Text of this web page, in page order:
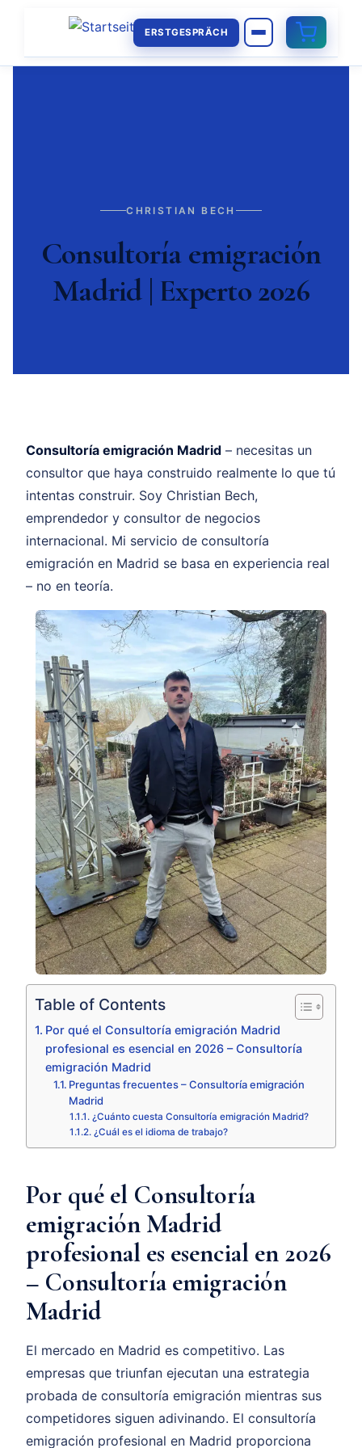
ERSTGESPRÄCH
CHRISTIAN BECH
Consultoría emigración
Madrid | Experto 2026
Consultoría emigración Madrid – necesitas un
consultor que haya construido realmente lo que tú
intentas construir. Soy Christian Bech,
emprendedor y consultor de negocios
internacional. Mi servicio de consultoría
emigración en Madrid se basa en experiencia real
– no en teoría.
Table of Contents
Por qué el Consultoría emigración Madrid
profesional es esencial en 2026 – Consultoría
emigración Madrid
Preguntas frecuentes – Consultoría emigración
Madrid
¿Cuánto cuesta Consultoría emigración Madrid?
¿Cuál es el idioma de trabajo?
Por qué el Consultoría
emigración Madrid
profesional es esencial en 2026
– Consultoría emigración
Madrid
El mercado en Madrid es competitivo. Las
empresas que triunfan ejecutan una estrategia
probada de consultoría emigración mientras sus
competidores siguen adivinando. El consultoría
emigración profesional en Madrid proporciona